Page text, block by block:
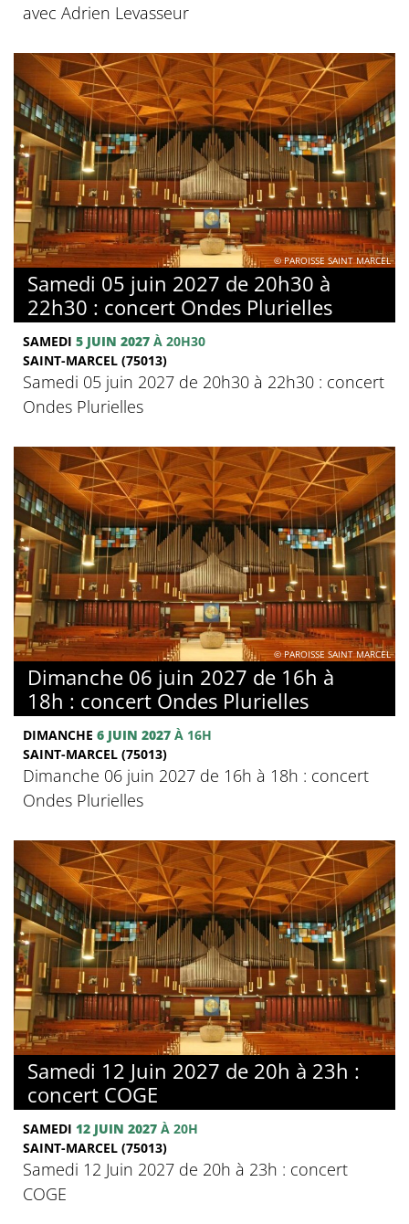
avec Adrien Levasseur
© PAROISSE SAINT MARCEL
Samedi 05 juin 2027 de 20h30 à
22h30 : concert Ondes Plurielles
SAMEDI 5 JUIN 2027 À 20H30
SAINT-MARCEL (75013)
Samedi 05 juin 2027 de 20h30 à 22h30 : concert
Ondes Plurielles
© PAROISSE SAINT MARCEL
Dimanche 06 juin 2027 de 16h à
18h : concert Ondes Plurielles
DIMANCHE 6 JUIN 2027 À 16H
SAINT-MARCEL (75013)
Dimanche 06 juin 2027 de 16h à 18h : concert
Ondes Plurielles
Samedi 12 Juin 2027 de 20h à 23h :
concert COGE
SAMEDI 12 JUIN 2027 À 20H
SAINT-MARCEL (75013)
Samedi 12 Juin 2027 de 20h à 23h : concert
COGE